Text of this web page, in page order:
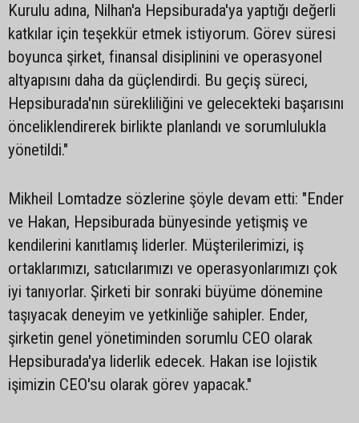
Kurulu adına, Nilhan'a Hepsiburada'ya yaptığı değerli
katkılar için teşekkür etmek istiyorum. Görev süresi
boyunca şirket, finansal disiplinini ve operasyonel
altyapısını daha da güçlendirdi. Bu geçiş süreci,
Hepsiburada'nın sürekliliğini ve gelecekteki başarısını
önceliklendirerek birlikte planlandı ve sorumlulukla
yönetildi."
Mikheil Lomtadze sözlerine şöyle devam etti: "Ender
ve Hakan, Hepsiburada bünyesinde yetişmiş ve
kendilerini kanıtlamış liderler. Müşterilerimizi, iş
ortaklarımızı, satıcılarımızı ve operasyonlarımızı çok
iyi tanıyorlar. Şirketi bir sonraki büyüme dönemine
taşıyacak deneyim ve yetkinliğe sahipler. Ender,
şirketin genel yönetiminden sorumlu CEO olarak
Hepsiburada'ya liderlik edecek. Hakan ise lojistik
işimizin CEO'su olarak görev yapacak."